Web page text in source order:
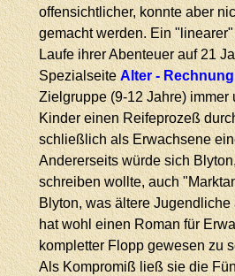
offensichtlicher, konnte aber
gemacht werden. Ein
Laufe ihrer Abenteuer auf 21
SpezialseiteAlter -
Zielgruppe (9-12 Jahre)
Kinder einen Reifeprozeß
schließlich als Erwachsene
Andererseits würde sich
schreiben wollte, auch
Blyton, was ältere
hat wohl einen Roman für
kompletter Flopp gewesen zu
Als Kompromiß ließ sie die